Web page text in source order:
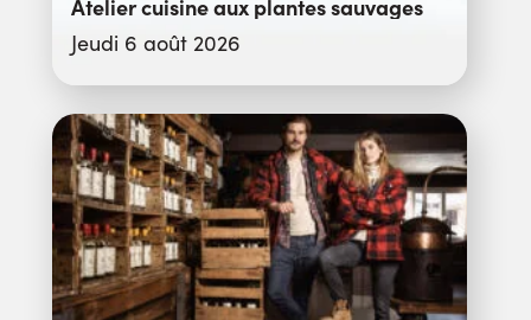
Atelier cuisine aux plantes sauvages
Jeudi 6 août 2026